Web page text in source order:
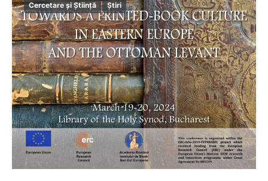
Cercetare și Știință Știri